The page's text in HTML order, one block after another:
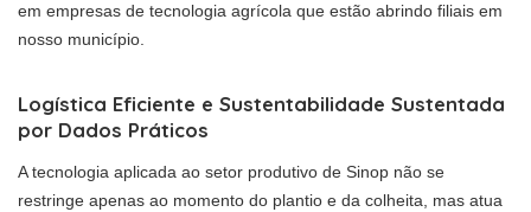
em empresas de tecnologia agrícola que estão abrindo filiais em
nosso município.
Logística Eficiente e Sustentabilidade Sustentada
por Dados Práticos
A tecnologia aplicada ao setor produtivo de Sinop não se
restringe apenas ao momento do plantio e da colheita, mas atua